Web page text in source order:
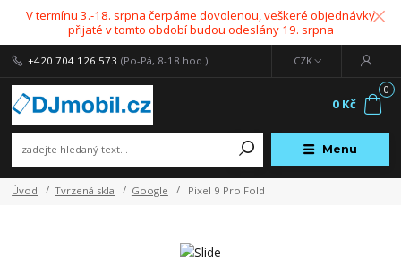
V termínu 3.-18. srpna čerpáme dovolenou, veškeré objednávky
přijaté v tomto období budou odeslány 19. srpna
Menu
CZK
+420 704 126 573 (Po-Pá, 8-18 hod.)
0
0 Kč
Úvod Tvrzená skla Google Pixel 9 Pro Fold